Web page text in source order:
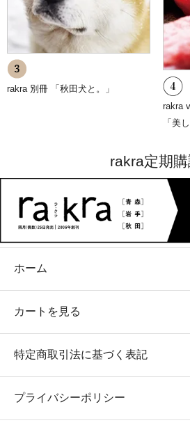
rakra 別冊 「秋田犬と。」
rakra
「美
rakra定期
ホーム
カートを見る
特定商取引法に基づく表記
プライバシーポリシー